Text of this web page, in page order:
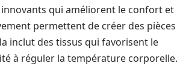
innovants qui améliorent le confort et
permettent de créer des pièces
inclut des tissus qui favorisent le
à réguler la température corporelle.